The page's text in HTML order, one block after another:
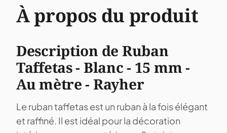
À propos du produit
Description de Ruban
Taffetas - Blanc - 15 mm -
Au mètre - Rayher
Le ruban taffetas est un ruban à la fois élégant
et raffiné. Il est idéal pour la décoration